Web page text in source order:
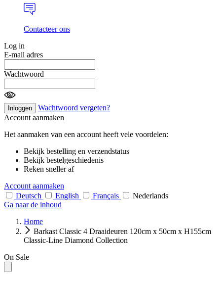
Contacteer ons
Log in
E-mail adres
Wachtwoord
Inloggen
Wachtwoord vergeten?
Account aanmaken
Het aanmaken van een account heeft vele voordelen:
Bekijk bestelling en verzendstatus
Bekijk bestelgeschiedenis
Reken sneller af
Account aanmaken
Deutsch
English Français
Nederlands
Ga naar de inhoud
Home
Barkast Classic 4 Draaideuren 120cm x 50cm x H155cm
Classic-Line Diamond Collection
On Sale